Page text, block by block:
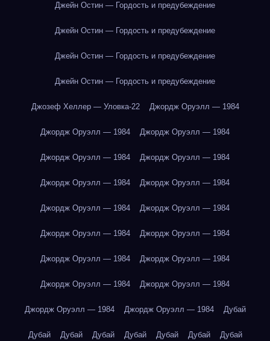
Джейн Остин — Гордость и предубеждение
Джейн Остин — Гордость и предубеждение
Джейн Остин — Гордость и предубеждение
Джейн Остин — Гордость и предубеждение
Джозеф Хеллер — Уловка-22 Джордж Оруэлл — 1984
Джордж Оруэлл — 1984 Джордж Оруэлл — 1984
Джордж Оруэлл — 1984 Джордж Оруэлл — 1984
Джордж Оруэлл — 1984 Джордж Оруэлл — 1984
Джордж Оруэлл — 1984 Джордж Оруэлл — 1984
Джордж Оруэлл — 1984 Джордж Оруэлл — 1984
Джордж Оруэлл — 1984 Джордж Оруэлл — 1984
Джордж Оруэлл — 1984 Джордж Оруэлл — 1984
Джордж Оруэлл — 1984 Джордж Оруэлл — 1984 Дубай
Дубай Дубай Дубай Дубай Дубай Дубай Дубай